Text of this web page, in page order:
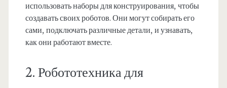
использовать наборы для конструирования, чтобы
создавать своих роботов. Они могут собирать его
сами, подключать различные детали, и узнавать,
как они работают вместе.
2. Робототехника для